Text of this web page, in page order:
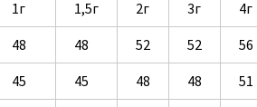
1г 1,5г 2г 3г 4г
48 48 52 52 56
45 45 48 48 51